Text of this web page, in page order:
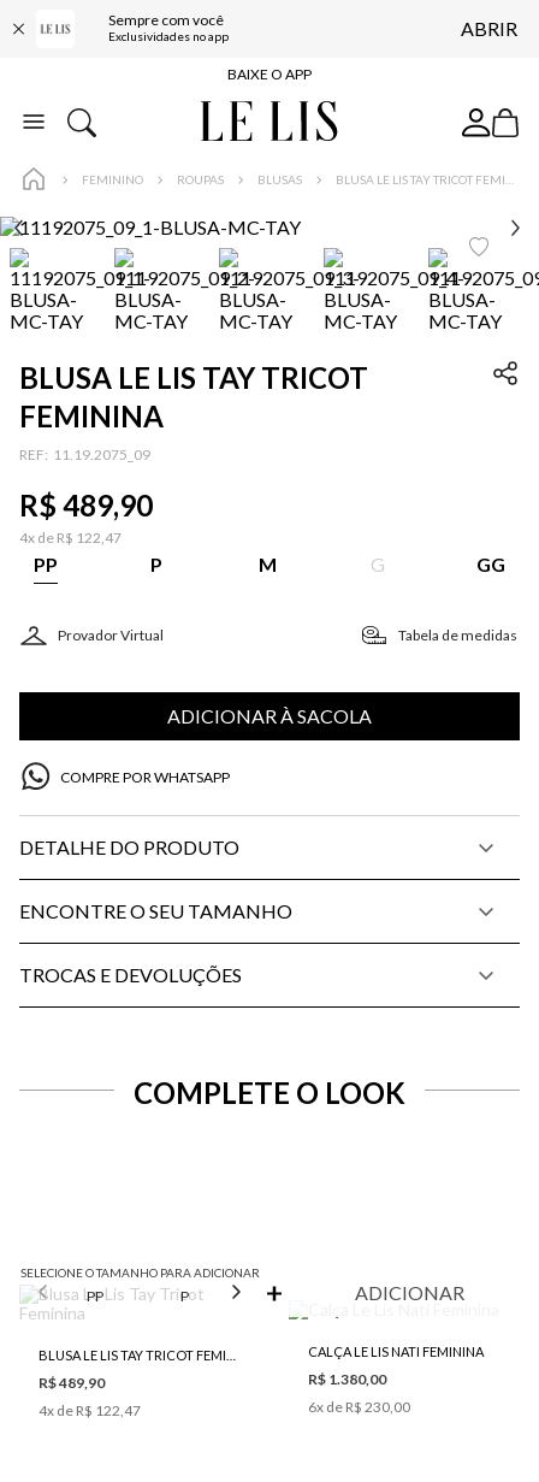
Sempre com você
Exclusividades no app ABRIR
FRETE GRÁTIS*
BAIXE O APP
10% OFF NA PRIMEIRA COMPRA*
FRETE GRÁTIS*
BAIXE O APP
10% OFF NA PRIMEIRA COMPRA*
FEMININO ROUPAS BLUSAS
BLUSA LE LIS TAY TRICOT
FEMININA
: 11.19.2075_09
R$ 489,90
4x de R$ 122,47
PP P M G GG
Provador Virtual Tabela de medidas
ADICIONAR À SACOLA
COMPRE POR WHATSAPP
DETALHE DO PRODUTO
ENCONTRE O SEU TAMANHO
TROCAS E DEVOLUÇÕES
COMPLETE O LOOK
SELECIONE O TAMANHO PARA ADICIONAR
PP P M GG
R$ 489,90
4x de R$ 122,47
ADICIONAR
CALÇA LE LIS NATI FEMININA
R$ 1.380,00
6x de R$ 230,00